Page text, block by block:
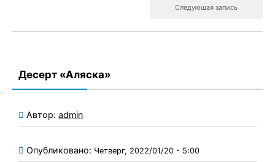
Следующая запись
Десерт «Аляска»
Автор: admin
Опубликовано: Четверг, 2022/01/20 - 5:00